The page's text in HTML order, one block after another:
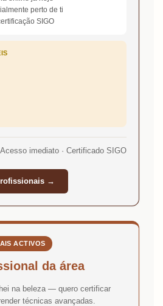
perto de ti
SIGO
imediato · Certificado SIGO
→
ACTIVOS
da área
na beleza — quero certificar
técnicas avançadas.